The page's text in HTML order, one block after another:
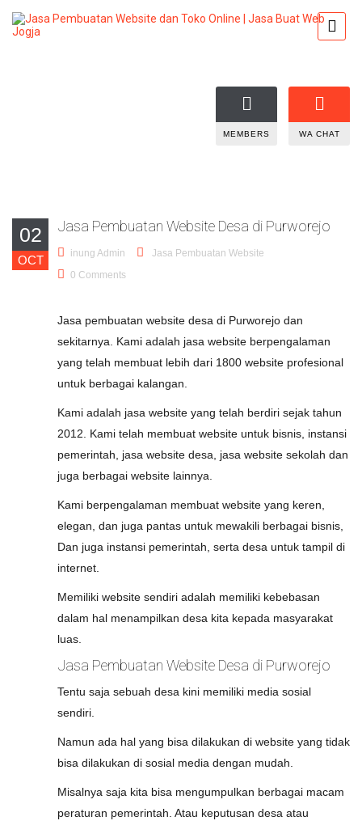
MEMBERS WA CHAT
02
OCT
Jasa Pembuatan Website Desa di Purworejo
inung Admin
Jasa Pembuatan Website
0 Comments
Jasa pembuatan website desa di Purworejo dan
sekitarnya. Kami adalah jasa website berpengalaman
yang telah membuat lebih dari 1800 website profesional
untuk berbagai kalangan.
Kami adalah jasa website yang telah berdiri sejak tahun
2012. Kami telah membuat website untuk bisnis, instansi
pemerintah, jasa website desa, jasa website sekolah dan
juga berbagai website lainnya.
Kami berpengalaman membuat website yang keren,
elegan, dan juga pantas untuk mewakili berbagai bisnis,
Dan juga instansi pemerintah, serta desa untuk tampil di
internet.
Memiliki website sendiri adalah memiliki kebebasan
dalam hal menampilkan desa kita kepada masyarakat
luas.
Jasa Pembuatan Website Desa di Purworejo
Tentu saja sebuah desa kini memiliki media sosial
sendiri.
Namun ada hal yang bisa dilakukan di website yang tidak
bisa dilakukan di sosial media dengan mudah.
Misalnya saja kita bisa mengumpulkan berbagai macam
peraturan pemerintah. Atau keputusan desa atau